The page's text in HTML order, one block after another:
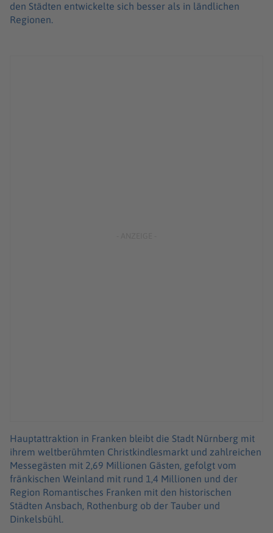
den Städten entwickelte sich besser als in ländlichen
Regionen.
Hauptattraktion in Franken bleibt die Stadt Nürnberg mit
ihrem weltberühmten Christkindlesmarkt und zahlreichen
Messegästen mit 2,69 Millionen Gästen, gefolgt vom
fränkischen Weinland mit rund 1,4 Millionen und der
Region Romantisches Franken mit den historischen
Städten Ansbach, Rothenburg ob der Tauber und
Dinkelsbühl.